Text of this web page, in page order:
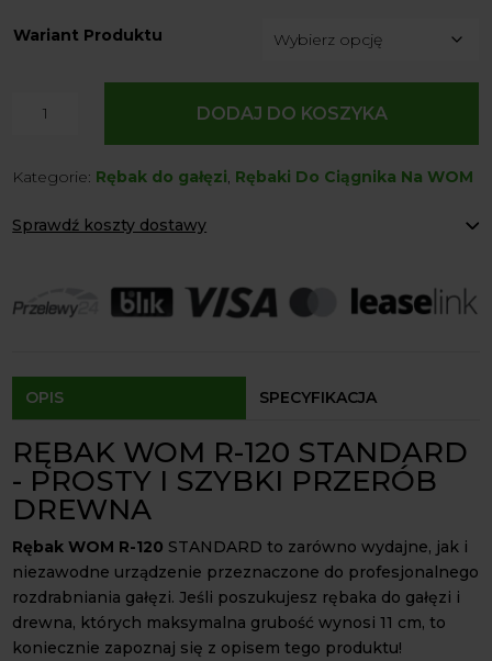
Wariant Produktu
R-
+
Remet
DODAJ DO KOSZYKA
Kategorie: Rębak do gałęzi, Rębaki Do Ciągnika Na WOM
Sprawdź koszty dostawy
Agrol transport: 200 zł
Agrol transport gabaryty: ustalane indywidualnie
Dostępność form dostawy i ceny uzależniona od produktu.
OPIS SPECYFIKACJA
RĘBAK WOM R-120 STANDARD
- PROSTY I SZYBKI PRZERÓB
DREWNA
Rębak WOM R-120 STANDARD to zarówno wydajne, jak i
niezawodne urządzenie przeznaczone do profesjonalnego
rozdrabniania gałęzi. Jeśli poszukujesz rębaka do gałęzi i
drewna, których maksymalna grubość wynosi 11 cm, to
koniecznie zapoznaj się z opisem tego produktu!